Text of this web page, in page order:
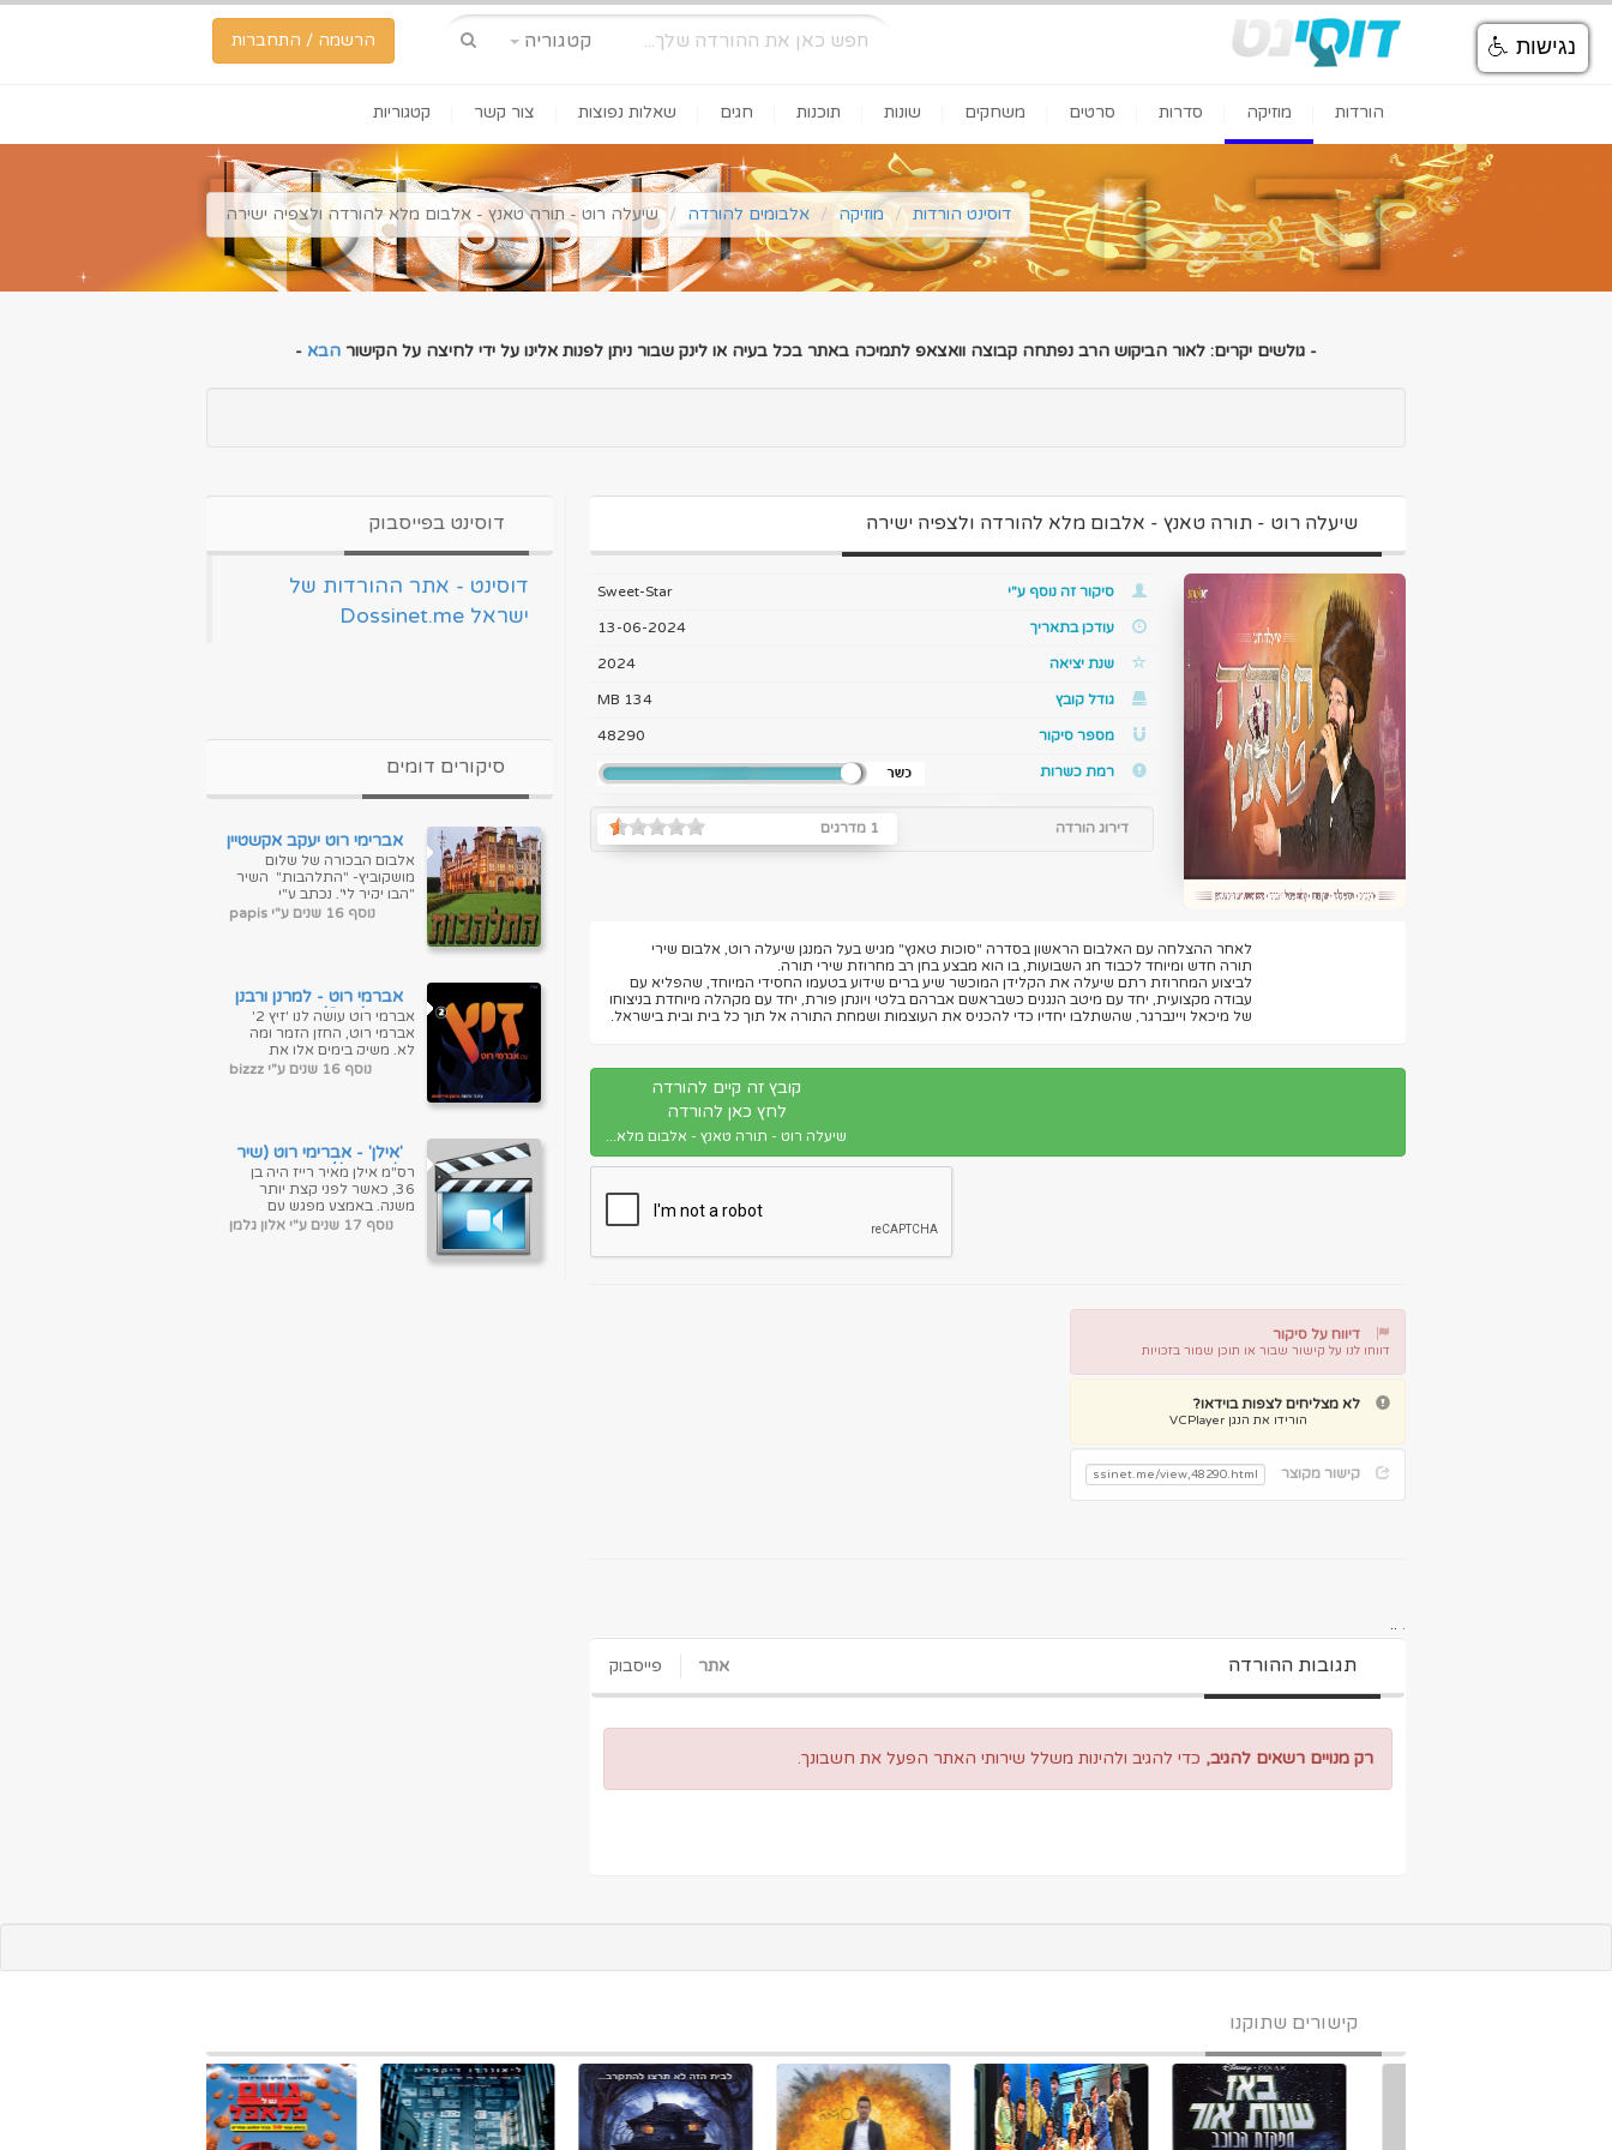
הרשמה / התחברות קטגוריה
הורדות מוזיקה סדרות סרטים משחקים שונות תוכנות חגים שאלות נפוצות צור קשר קטגוריות
דוסינט הורדות מוזיקה אלבומים להורדה שיעלה רוט - תורה טאנץ - אלבום מלא להורדה ולצפיה ישירה
- גולשים יקרים: לאור הביקוש הרב נפתחה קבוצה וואצאפ לתמיכה באתר בכל בעיה או לינק שבור ניתן לפנות אלינו על ידי לחיצה על הקישור הבא -
שיעלה רוט - תורה טאנץ - אלבום מלא להורדה ולצפיה ישירה
סיקור זה נוסף ע"י Sweet-Star
עודכן בתאריך 13-06-2024
שנת יציאה 2024
גודל קובץ 134 MB
מספר סיקור 48290
רמת כשרות
1 מדרגים דירוג הורדה
לאחר ההצלחה עם האלבום הראשון בסדרה "סוכות טאנץ" מגיש בעל המנגן שיעלה רוט, אלבום שירי
תורה חדש ומיוחד לכבוד חג השבועות, בו הוא מבצע בחן רב מחרוזת שירי תורה.
לביצוע המחרוזת רתם שיעלה את הקלידן המוכשר שיע ברים שידוע בטעמו החסידי המיוחד, שהפליא עם
עבודה מקצועית, יחד עם מיטב הנגנים כשבראשם אברהם בלטי ויונתן פורת, יחד עם מקהלה מיוחדת בניצוחו
של מיכאל ויינברגר, שהשתלבו יחדיו כדי להכניס את העוצמות ושמחת התורה אל תוך כל בית ובית בישראל.
קובץ זה קיים להורדה
לחץ כאן להורדה
שיעלה רוט - תורה טאנץ - אלבום מלא...
דיווח על סיקור
דווחו לנו על קישור שבור או תוכן שמור בזכויות
דיווח על קישור שבור
דיווח על תוכן מפר זכויות
לא מצליחים לצפות בוידאו?
הורידו את הנגן VCPlayer
קישור מקוצר
.
תגובות ההורדה אתר פייסבוק
רק מנויים רשאים להגיב, כדי להגיב ולהינות משלל שירותי האתר הפעל את חשבונך.
..
דוסינט בפייסבוק
‏דוסינט - אתר ההורדות של
ישראל Dossinet.me‏
סיקורים דומים
אברימי רוט יעקב אקשטיין
פרחי שירה חדשה -
התלהבות להעביר לפורום
אלבום הבכורה של שלום
מושקוביץ- "התלהבות" השיר
"הבן יקיר לי", נכתב ע"י
מושקוביץ, לרגל שמחת הברית
נוסף 16 שנים ע"י papis
אברמי רוט - למרנן ורבנן
מתוך 'זיץ 2'
אברמי רוט עושה לנו 'זיץ 2'
אברמי רוט, החזן הזמר ומה
לא, משיק בימים אלו את
אלבום הקומזיץ השני שלו
נוסף 16 שנים ע"י bizzz
'אילן' - אברימי רוט (שיר
לזכר אילן)
רס"מ אילן מאיר רייז היה בן
36, כאשר לפני קצת יותר
משנה, באמצע מפגש עם
חברים, נדם ליבו מקהלת
נוסף 17 שנים ע"י אלון גלמן
קישורים שתוקנו
נגישות